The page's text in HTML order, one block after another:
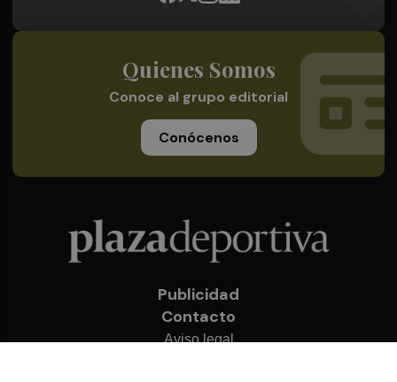
Quienes Somos
Conoce al grupo editorial
Conócenos
Publicidad
Contacto
Aviso legal